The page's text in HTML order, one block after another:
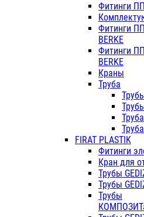
Фитинги
Фитинги
BERKE
Фитинги
BERKE
Краны
Труба
FIRAT PLASTIK
Фитинги
Кран для
Трубы
Трубы
Трубы